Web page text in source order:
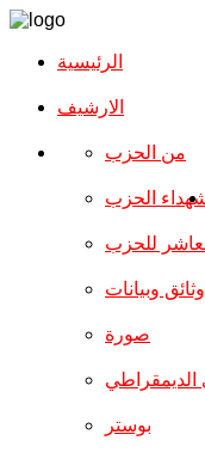
الرئيسية
الارشیف
من الحزب
الحزب
للحزب
وثائق وبيانات
صورة
الديمقراطي
بوستر